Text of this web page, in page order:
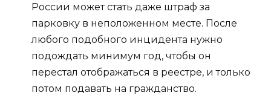
России может стать даже штраф за
парковку в неположенном месте. После
любого подобного инцидента нужно
подождать минимум год, чтобы он
перестал отображаться в реестре, и только
потом подавать на гражданство.